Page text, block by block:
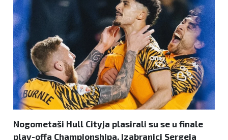
Politika
Zanimljivosti
Nogometaši Hull Cityja plasirali su se u finale
play-offa Championshipa. Izabranici Sergeja